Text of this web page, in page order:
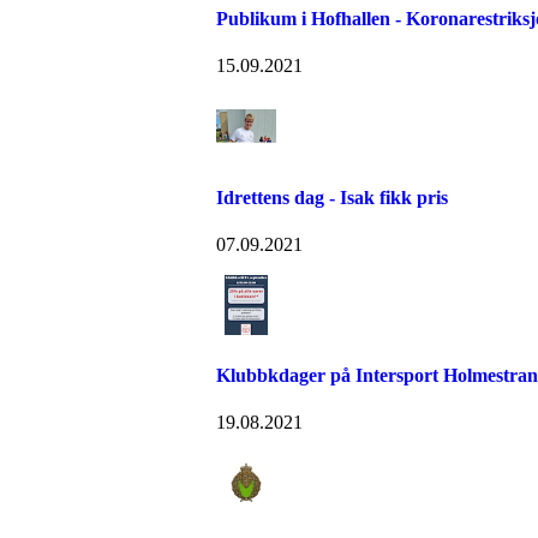
Publikum i Hofhallen -
15.09.2021
Idrettens dag - Isak fikk pris
07.09.2021
Klubbkdager på Intersport
19.08.2021